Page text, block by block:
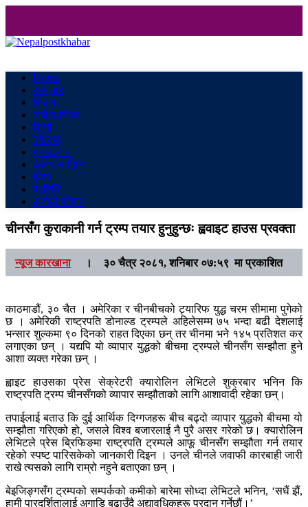
Home
समाचार
विचार
अर्थ/वाणिज्य
शिक्षा
स्वास्थ
मनाेरञ्जन
कला/ साहित्य
विश्व
प्रविधि
अनौठो संसार
चीनसँग कुराकानी गर्न ट्रम्प तयार हुनुहुन्छः ह्ववाइट हाउस प्रवक्ता
न्यूज कारखाना। ३० चैत्र २०८१, शनिबार ०७:५९ मा प्रकाशित
काठमाडौं, ३० चैत । अमेरिका र चीनबीचको ट्यारिफ युद्ध चरम सीमामा पुगेको
छ । अमेरिकी राष्ट्रपति डोनाल्ड ट्रम्पले अहिलेसम्म ७५ भन्दा बढी देशलाई
भन्सार शुल्कमा ९० दिनको राहत दिएका छन् तर चीनमा भने १४५ प्रतिशत कर
लगाएका छन् । यद्यपि यो व्यापार युद्धको बीचमा ट्रम्पले चीनसँग सम्झौता हुने
आशा व्यक्त गरेका छन् ।
ह्वाइट हाउसका प्रेस सेक्रेटरी क्यारोलिन लेभिटले शुक्रबार भनिन कि
राष्ट्रपति ट्रम्प चीनसँगको व्यापार सम्झौताको लागि आशावादी रहेका छन्।
तपाईलाई बताउ कि दुई आर्थिक दिग्गजहरू बीच बढ्दो व्यापार युद्धको बीचमा यो
सम्झौता गरिएको हो, जसले विश्व बजारलाई नै पुरै असर गरेको छ। क्यारोलिन
लेभिटले प्रेस ब्रिफिङमा राष्ट्रपति ट्रम्पले आफू चीनसँग सम्झौता गर्न तयार
रहेको स्पष्ट पारिसकेको जानकारी दिइन । उनले चीनले जवाफी कारबाही जारी
राखे त्यसको लागि राम्रो नहुने बताएका छन् ।
बेइजिङ्गसँग ट्रम्पको सम्पर्कको कमीको बारेमा सोध्दा लेभिटले भनिन, ‘सधैं झैं,
हामी पारदर्शितालाई अगाडि बढाउँदै अद्यावधिकहरू प्रदान गर्नेछौं।’